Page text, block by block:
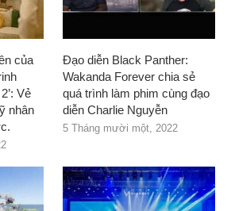
của
Vẻ
nhân
Đạo diễn Black Panther:
Wakanda Forever chia sẻ
quá trình làm phim cùng đạo
diễn Charlie Nguyễn
5 Tháng mười một, 2022